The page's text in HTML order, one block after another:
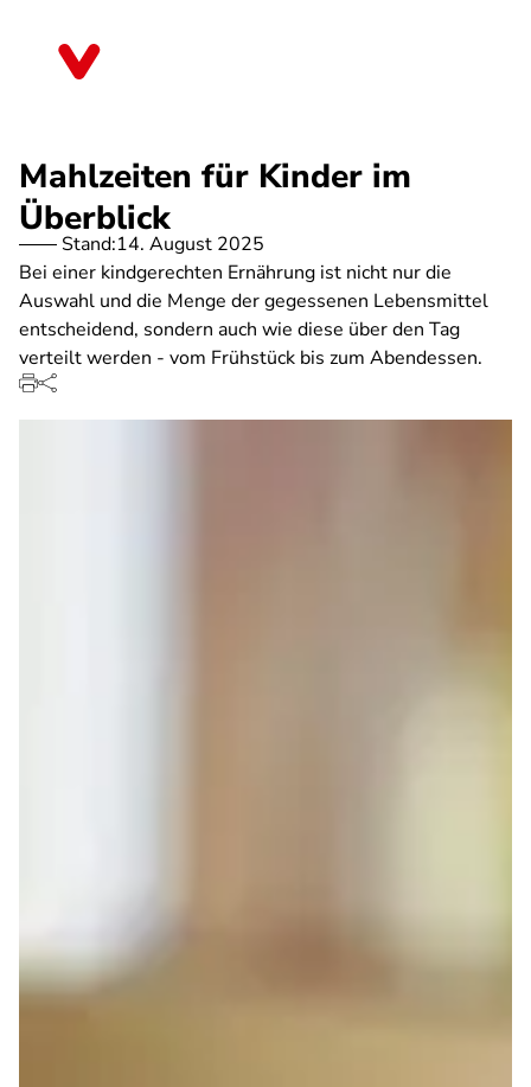
Mahlzeiten für Kinder im
Überblick
Stand:14. August 2025
Bei einer kindgerechten Ernährung ist nicht nur die
Auswahl und die Menge der gegessenen Lebensmittel
entscheidend, sondern auch wie diese über den Tag
verteilt werden - vom Frühstück bis zum Abendessen.